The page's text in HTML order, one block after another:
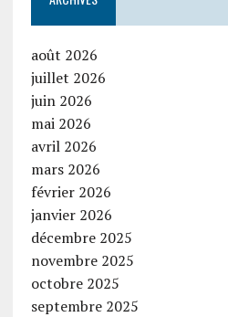
août 2026
juillet 2026
juin 2026
mai 2026
avril 2026
mars 2026
février 2026
janvier 2026
décembre 2025
novembre 2025
octobre 2025
septembre 2025